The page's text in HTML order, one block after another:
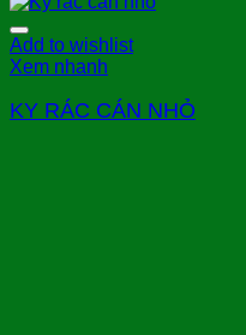
Add to wishlist
Xem nhanh
KY RÁC CÁN NHỎ